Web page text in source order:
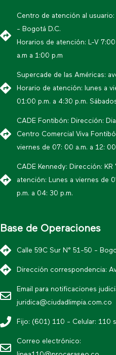
Centro de atención al
- Bogotá D.C.
Horarios de atención: L-V
a.m a 1:00 p.m
Supercade de las Américas:
Horario de atención: lunes a
01:00 p.m. a 4:30 p.m.
CADE Fontibón: Dirección:
Centro Comercial Viva
viernes de 07: 00 a.m. a 12:
CADE Kennedy: Dirección:
atención: Lunes a viernes de
p.m. a 04: 30 p.m.
Base de Operaciones
Calle 59C Sur N° 51-50 -
Dirección correspondencia:
Email para notificaciones
juridica@ciudadlimpia.com.co
Fijo: (601) 110 - Celular: 110
Correo electrónico: